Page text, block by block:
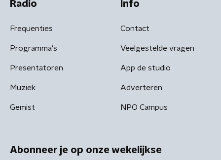
Radio
Frequenties
Programma's
Presentatoren
Muziek
Gemist
Info
Contact
Veelgestelde vragen
App de studio
Adverteren
NPO Campus
Abonneer je op onze wekelijkse